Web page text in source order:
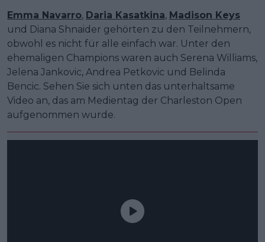
Emma Navarro, Daria Kasatkina, Madison Keys
und Diana Shnaider gehörten zu den Teilnehmern,
obwohl es nicht für alle einfach war. Unter den
ehemaligen Champions waren auch Serena Williams,
Jelena Jankovic, Andrea Petkovic und Belinda
Bencic. Sehen Sie sich unten das unterhaltsame
Video an, das am Medientag der Charleston Open
aufgenommen wurde.